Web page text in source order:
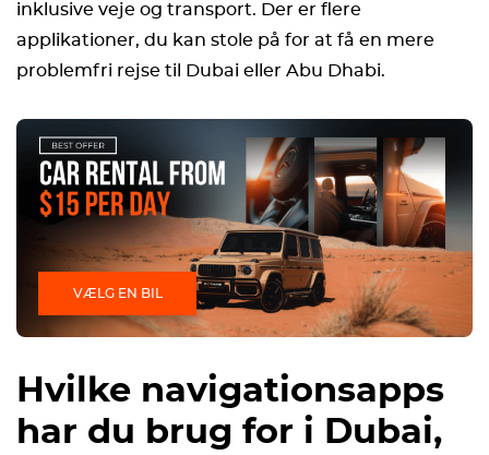
inklusive veje og transport. Der er flere
applikationer, du kan stole på for at få en mere
problemfri rejse til Dubai eller Abu Dhabi.
VÆLG EN BIL
Hvilke navigationsapps
har du brug for i Dubai,